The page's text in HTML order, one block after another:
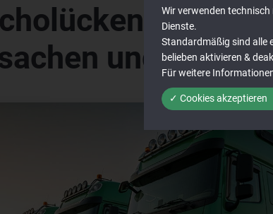
und
Wir verwenden
Dienste.
Standardmäßig sind alle
belieben aktivieren &
Für weitere
✓ Cookies akzeptieren